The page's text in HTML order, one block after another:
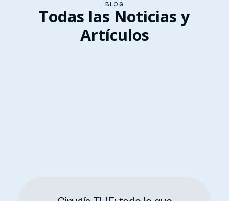
BLOG
Todas las Noticias y
Artículos